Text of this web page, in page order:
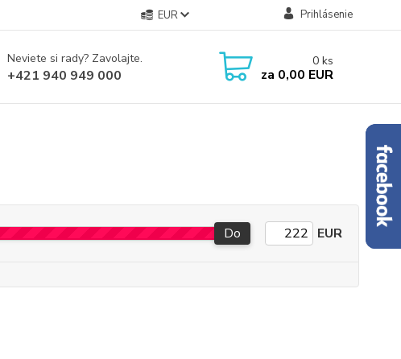
EUR Prihlásenie
Neviete si rady? Zavolajte.
+421 940 949 000
0 ks
za 0,00 EUR
Do EUR